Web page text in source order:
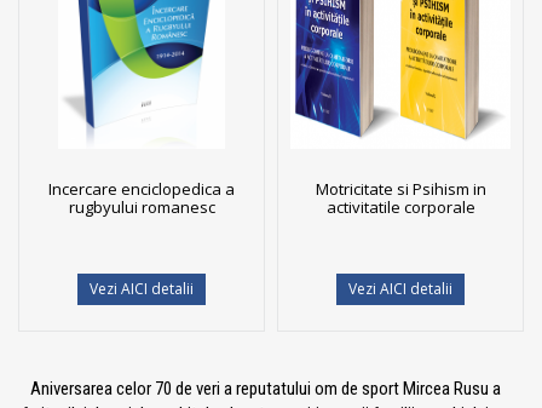
Incercare enciclopedica a
rugbyului romanesc
Vezi AICI detalii
Motricitate si Psihism in
activitatile corporale
Vezi AICI detalii
Aniversarea celor 70 de veri a reputatului om de sport Mircea Rusu a